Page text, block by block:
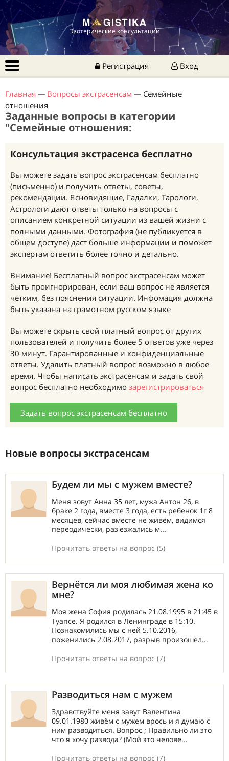
Эзотерические консультации
Регистрация Вход
Главная — Вопросы экстрасенсам — Семейные
отношения
Заданные вопросы в категории
"Семейные отношения:
Консультация экстрасенса бесплатно
Вы можете задать вопрос экстрасенсам бесплатно
(письменно) и получить ответы, советы,
рекомендации. Ясновидящие, Гадалки, Тарологи,
Астрологи дают ответы только на вопросы с
описанием конкретной ситуации из вашей жизни с
полными данными. Фотография (не публикуется в
общем доступе) даст больше информации и поможет
экспертам ответить более точно и детально.
Внимание! Бесплатный вопрос экстрасенсам может
быть проигнорирован, если ваш вопрос не является
четким, без пояснения ситуации. Инфомация должна
быть указана на грамотном русском языке
Вы можете скрыть свой платный вопрос от других
пользователей и получить более 5 ответов уже через
30 минут. Гарантированные и конфиденциальные
ответы. Удалить платный вопрос возможно в любое
время. Чтобы написать экстрасенсам и задать свой
вопрос бесплатно необходимо зарегистрироваться
Задать вопрос экстрасенсам бесплатно
Новые вопросы экстрасенсам
Будем ли мы с мужем вместе?
Меня зовут Анна 35 лет, мужа Антон 26, в
браке 2 года, вместе 3 года, есть ребенок 1г 8
месяцев, сейчас вместе не живём, видимся
переодически, раз'езжались м...
Прочитать ответы на вопрос (5)
Вернётся ли моя любимая жена ко
мне?
Моя жена София родилась 21.08.1995 в 21:45 в
Туапсе. Я родился в Ленинграде в 15:10.
Познакомились мы с ней 5.10.2016,
поженились 2.08.2017, разрыв произошел...
Прочитать ответы на вопрос (7)
Разводиться нам с мужем
Здравствуйте меня завут Валентина
09.01.1980 живём с мужем врось и я думаю с
ним разводиться. Вопрос ; Правильно ли это
что я хочу развода? (Мой это челове...
Прочитать ответы на вопрос (7)